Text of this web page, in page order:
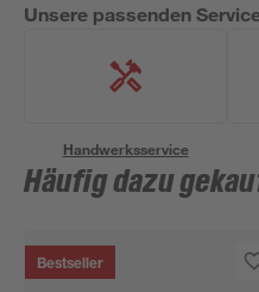
Unsere passenden
Handwerksservice
Häufig dazu
Bestseller